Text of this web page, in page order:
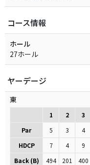
コース情報
ホール
27ホール
ヤーデージ
東
1 2 3
Par
5 3 4
HDCP
7 4 9
Back (B)
494 201 400